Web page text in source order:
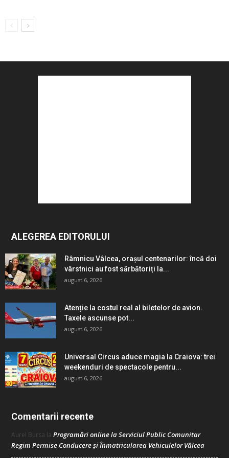
ALEGEREA EDITORULUI
Râmnicu Vâlcea, orașul centenarilor: încă doi
vârstnici au fost sărbătoriți la...
august 6, 2026
Atenție la costul real al biletelor de avion.
Taxele ascunse pot...
august 6, 2026
Universal Circus aduce magia la Craiova: trei
weekenduri de spectacole pentru...
august 6, 2026
Comentarii recente
Aurel Bursa la Programări online la Serviciul Public Comunitar
Regim Permise Conducere şi Înmatricularea Vehiculelor Vâlcea